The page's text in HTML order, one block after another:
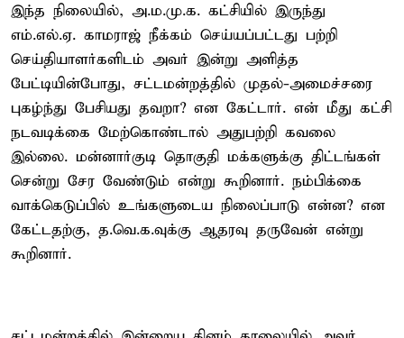
இந்த நிலையில், அ.ம.மு.க. கட்சியில் இருந்து
எம்.எல்.ஏ. காமராஜ் நீக்கம் செய்யப்பட்டது பற்றி
செய்தியாளர்களிடம் அவர் இன்று அளித்த
பேட்டியின்போது, சட்டமன்றத்தில் முதல்-அமைச்சரை
புகழ்ந்து பேசியது தவறா? என கேட்டார். என் மீது கட்சி
நடவடிக்கை மேற்கொண்டால் அதுபற்றி கவலை
இல்லை. மன்னார்குடி தொகுதி மக்களுக்கு திட்டங்கள்
சென்று சேர வேண்டும் என்று கூறினார். நம்பிக்கை
வாக்கெடுப்பில் உங்களுடைய நிலைப்பாடு என்ன? என
கேட்டதற்கு, த.வெ.க.வுக்கு ஆதரவு தருவேன் என்று
கூறினார்.